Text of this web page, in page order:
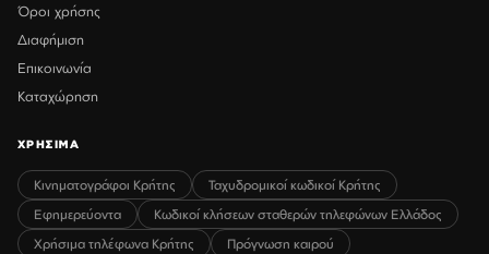
Όροι χρήσης
Διαφήμιση
Επικοινωνία
Καταχώρηση
ΧΡΗΣΙΜΑ
Κινηματογράφοι Κρήτης
Ταχυδρομικοί κωδικοί Κρήτης
Εφημερεύοντα
Κωδικοί κλήσεων σταθερών τηλεφώνων Ελλάδος
Χρήσιμα τηλέφωνα Κρήτης
Πρόγνωση καιρού